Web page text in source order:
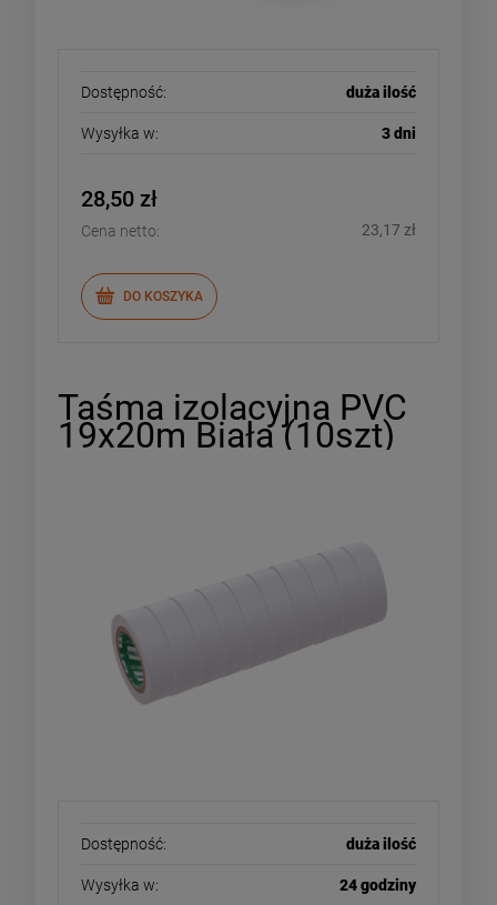
Dostępność: duża ilość
Wysyłka w: 3 dni
28,50 zł
Cena netto: 23,17 zł
DO KOSZYKA
Taśma izolacyjna PVC
19x20m Biała (10szt)
Dostępność: duża ilość
Wysyłka w: 24 godziny